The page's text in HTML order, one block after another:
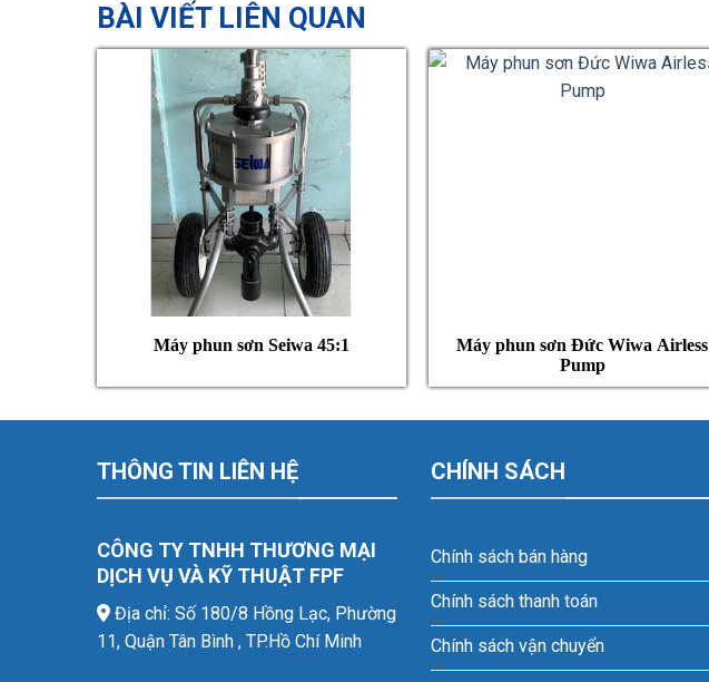
BÀI VIẾT LIÊN QUAN
Máy phun sơn Seiwa 45:1
Máy phun sơn Đức Wiwa Airless
Pump
THÔNG TIN LIÊN HỆ
CÔNG TY TNHH THƯƠNG MẠI
DỊCH VỤ VÀ KỸ THUẬT FPF
Địa chỉ: Số 180/8 Hồng Lạc, Phường
11, Quận Tân Bình , TP.Hồ Chí Minh
CHÍNH SÁCH
Chính sách bán hàng
Chính sách thanh toán
Chính sách vận chuyển